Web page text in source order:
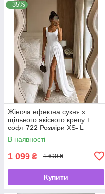
–35%
Жіноча ефектна сукня з
щільного якісного крепу +
софт 722 Розміри ХS- L
В наявності
1 099 ₴ 1 690 ₴
Купити